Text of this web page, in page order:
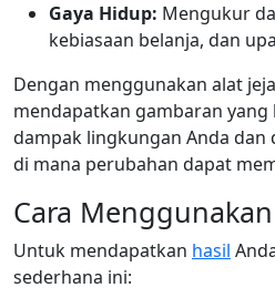
Gaya Hidup: Mengukur
kebiasaan belanja, dan
Dengan menggunakan alat
mendapatkan gambaran yang
dampak lingkungan Anda dan
di mana perubahan dapat
Cara
Untuk mendapatkan hasil
sederhana ini: